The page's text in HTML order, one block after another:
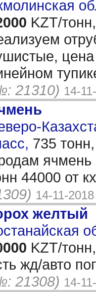
KZT/тонн,
цена
21310) 14-
735
ячмень
44000 от
14-11-2018
желтый
KZT/тонн,
жд/авто
21308) 14-